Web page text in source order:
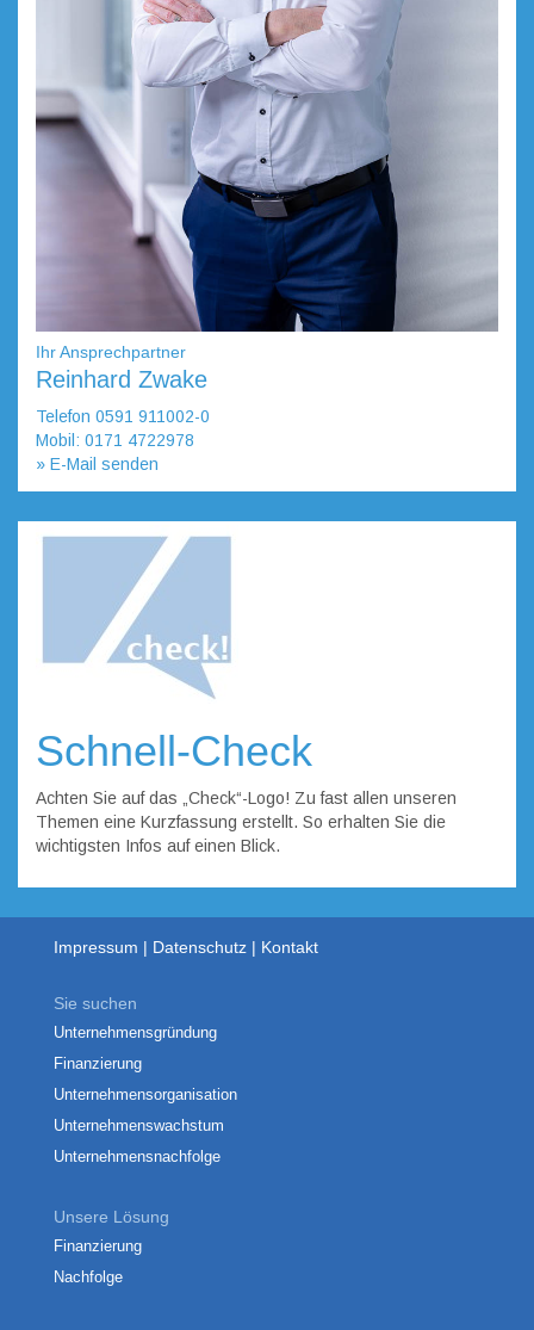
Ihr Ansprechpartner
Reinhard Zwake
Telefon 0591 911002-0
Mobil: 0171 4722978
» E-Mail senden
Schnell-Check
Achten Sie auf das „Check“-Logo! Zu fast allen unseren
Themen eine Kurzfassung erstellt. So erhalten Sie die
wichtigsten Infos auf einen Blick.
Impressum Datenschutz Kontakt
Sie suchen
Unternehmensgründung
Finanzierung
Unternehmensorganisation
Unternehmenswachstum
Unternehmensnachfolge
Unsere Lösung
Finanzierung
Nachfolge